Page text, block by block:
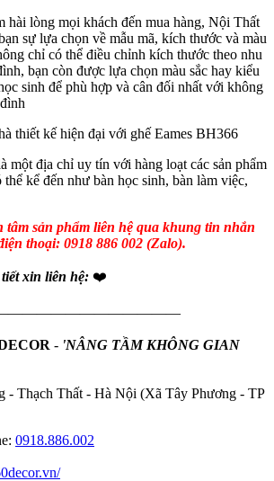
hài lòng mọi khách đến mua hàng, Nội Thất
sự lựa chọn về mẫu mã, kích thước và màu
chỉ có thể điều chỉnh kích thước theo nhu
bạn còn được lựa chọn màu sắc hay kiểu
sinh để phù hợp và cân đối nhất với không
một địa chỉ uy tín với hàng loạt các sản phẩm
kể đến như bàn học sinh, bàn làm việc,
tâm sản phẩm liên hệ qua khung tin nhắn
thoại: 0918 886 002 (Zalo).
xin liên hệ: ❤️
- 'NÂNG TẦM KHÔNG GIAN
- Thạch Thất - Hà Nội (Xã Tây Phương - TP
0918.886.002